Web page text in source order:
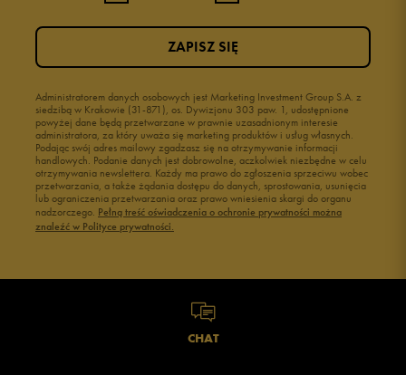
Administratorem danych osobowych jest Marketing Investment Group S.A. z
siedzibą w Krakowie (31-871), os. Dywizjonu 303 paw. 1, udostępnione
powyżej dane będą przetwarzane w prawnie uzasadnionym interesie
administratora, za który uważa się marketing produktów i usług własnych.
Podając swój adres mailowy zgadzasz się na otrzymywanie informacji
handlowych. Podanie danych jest dobrowolne, aczkolwiek niezbędne w celu
otrzymywania newslettera. Każdy ma prawo do zgłoszenia sprzeciwu wobec
przetwarzania, a także żądania dostępu do danych, sprostowania, usunięcia
lub ograniczenia przetwarzania oraz prawo wniesienia skargi do organu
nadzorczego. Pełną treść oświadczenia o ochronie prywatności można
znaleźć w Polityce prywatności.
ZAPISZ SIĘ
CHAT